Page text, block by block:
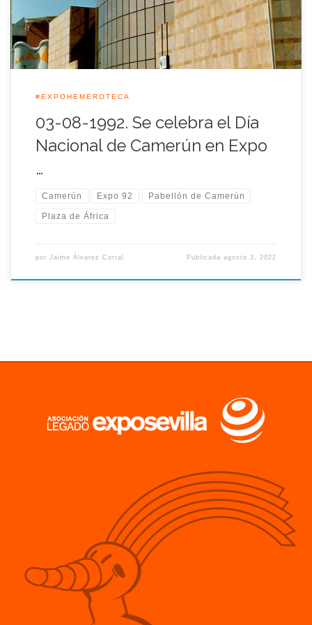
una actuación de los quince miembros […]
#EXPOHEMEROTECA
03-08-1992. Se celebra el Día
Nacional de Camerún en Expo
…
Camerún Expo 92 Pabellón de Camerún
Plaza de África
por Jaime Álvarez Corral Publicadaagosto 3, 2022